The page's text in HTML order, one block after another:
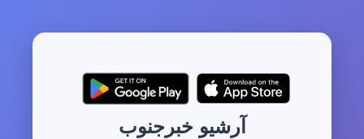
آرشیو خبرجنوب